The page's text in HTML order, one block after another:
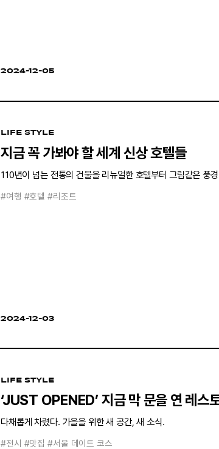
2024-12-05
LIFE STYLE
지금 꼭 가봐야 할 세계 신상 호텔들
110년이 넘는 전통의 건물을 리뉴얼한 호텔부터 그림같은 풍
#여행 #호텔 #리조트
2024-12-03
LIFE STYLE
‘JUST OPENED’ 지금 막 문을 연 레스
다채롭게 차렸다. 가을을 위한 새 공간, 새 소식.
#전시 #맛집 #서울 데이트 코스